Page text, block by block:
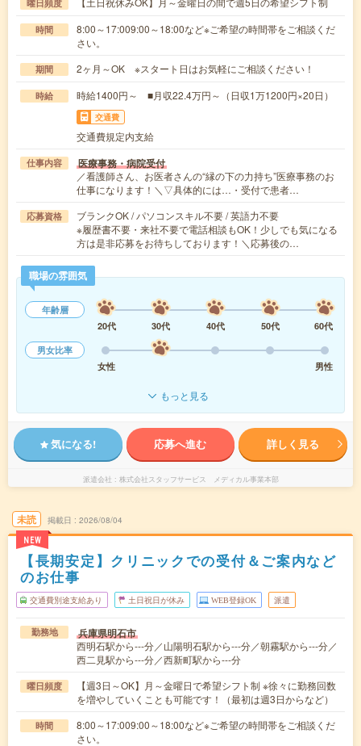
曜日頻度
時間
8:00～17:009:00～18:00など※ご希望の時間帯をご相談くだ
さい。
期間 2ヶ月～OK ※スタート日はお気軽にご相談ください！
時給 時給1400円～ ■月収22.4万円～（日収1万1200円×20日）
交通費
交通費規定内支給
仕事内容 医療事務・病院受付
／看護師さん、お医者さんの“縁の下の力持ち”医療事務のお
仕事になります！＼▽具体的には…・受付で患者…
応募資格
ブランクOK / パソコンスキル不要 / 英語力不要
※履歴書不要・来社不要で電話相談もOK！少しでも気になる
方は是非応募をお待ちしております！＼応募後の…
職場の雰囲気
年齢層
20代
30代 40代 50代
60代
男女比率
女性
男性
もっと見る
気になる! 応募へ進む 詳しく見る
派遣会社 株式会社スタッフサービス メディカル事業本部
未読
NEW
掲載日 2026/08/04
【長期安定】クリニックでの受付＆ご案内など
のお仕事
交通費別途支給あり 土日祝日が休み WEB登録OK 派遣
勤務地 兵庫県明石市
西明石駅から---分／山陽明石駅から---分／朝霧駅から---分／
西二見駅から---分／西新町駅から---分
曜日頻度
【週3日～OK】月～金曜日で希望シフト制 ※徐々に勤務回数
を増やしていくことも可能です！（最初は週3日からなど）
時間
8:00～17:009:00～18:00など※ご希望の時間帯をご相談くだ
さい。